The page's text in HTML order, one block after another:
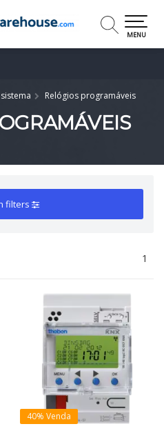
MENU
Relógios programáveis
filters
1
40% Venda